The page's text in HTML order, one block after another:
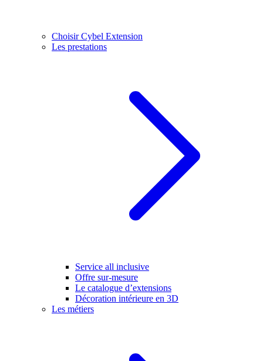
Choisir Cybel Extension
Les prestations
Service all inclusive
Offre sur-mesure
Le catalogue d’extensions
Décoration intérieure en 3D
Les métiers